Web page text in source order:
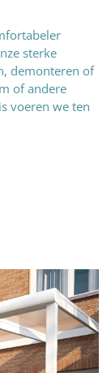
sterke
demonteren of
of andere
voeren we ten